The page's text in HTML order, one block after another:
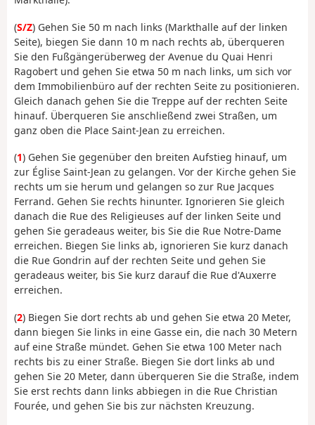
(S/Z) Gehen Sie 50 m nach links (Markthalle auf der linken
Seite), biegen Sie dann 10 m nach rechts ab, überqueren
Sie den Fußgängerüberweg der Avenue du Quai Henri
Ragobert und gehen Sie etwa 50 m nach links, um sich vor
dem Immobilienbüro auf der rechten Seite zu positionieren.
Gleich danach gehen Sie die Treppe auf der rechten Seite
hinauf. Überqueren Sie anschließend zwei Straßen, um
ganz oben die Place Saint-Jean zu erreichen.
(1) Gehen Sie gegenüber den breiten Aufstieg hinauf, um
zur Église Saint-Jean zu gelangen. Vor der Kirche gehen Sie
rechts um sie herum und gelangen so zur Rue Jacques
Ferrand. Gehen Sie rechts hinunter. Ignorieren Sie gleich
danach die Rue des Religieuses auf der linken Seite und
gehen Sie geradeaus weiter, bis Sie die Rue Notre-Dame
erreichen. Biegen Sie links ab, ignorieren Sie kurz danach
die Rue Gondrin auf der rechten Seite und gehen Sie
geradeaus weiter, bis Sie kurz darauf die Rue d'Auxerre
erreichen.
(2) Biegen Sie dort rechts ab und gehen Sie etwa 20 Meter,
dann biegen Sie links in eine Gasse ein, die nach 30 Metern
auf eine Straße mündet. Gehen Sie etwa 100 Meter nach
rechts bis zu einer Straße. Biegen Sie dort links ab und
gehen Sie 20 Meter, dann überqueren Sie die Straße, indem
Sie erst rechts dann links abbiegen in die Rue Christian
Fourée, und gehen Sie bis zur nächsten Kreuzung.